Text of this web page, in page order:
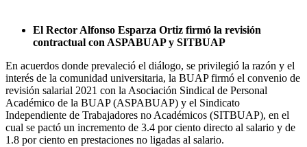
El Rector Alfonso Esparza Ortiz firmó la revisión
contractual con ASPABUAP y SITBUAP
En acuerdos donde prevaleció el diálogo, se privilegió la razón y el
interés de la comunidad universitaria, la BUAP firmó el convenio de
revisión salarial 2021 con la Asociación Sindical de Personal
Académico de la BUAP (ASPABUAP) y el Sindicato
Independiente de Trabajadores no Académicos (SITBUAP), en el
cual se pactó un incremento de 3.4 por ciento directo al salario y de
1.8 por ciento en prestaciones no ligadas al salario.